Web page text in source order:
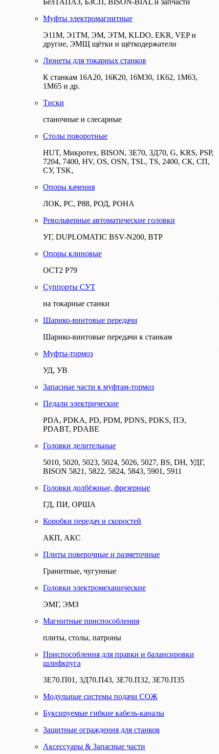
БелТАПАЗ, БЗСП, BISON-BIAL и запчасти
Муфты электромагнитные
Э11М, Э1ТМ, ЭМ, ЭТМ, KLDO, EKR, VEP и
другие, ЭМЩ щётки и щёткодержатели
Люнеты для токарных станков
К станкам 16А20, 16К20, 16М30, 1К62, 1М63,
1М65 и др.
Тиски
станочные и слесарные
Столы поворотные
HUT, Микротех, BISON, 3Е70, 3Д70, G, KRS, PSP,
7204, 7400, HV, OS, OSN, TSL, TS, 2400, СК, СП,
СУ, TSK,
Опоры качения
ЛОК, РС, Р88, РОД, РОНА
Револьверные автоматические головки
УГ, DUPLOMATIC BSV-N200, ВТР
Опоры клиновые
ОСТ2 Р79
Суппорты СУТ
на токарные станки
Шарико-винтовые передачи
Шарико-винтовые передачи к станкам
Муфты-тормоз
УД, УВ
Запасные части к муфтам-тормоз
Педали электрические
PDA, PDKA, PD, PDM, PDNS, PDKS, ПЭ,
PDABT, PDABE
Головки делительные
5010, 5020, 5023, 5024, 5026, 5027, BS, DH, УДГ,
BISON 5821, 5822, 5824, 5843, 5901, 5911
Головки долбёжные, фрезерные
ГД, ПИ, ОРША
Коробки передач и скоростей
АКП, АКС
Плиты поверочные и разметочные
Гранитные, чугунные
Головки электромеханические
ЭМГ, ЭМЗ
Магнитные приспособления
плиты, столы, патроны
Приспособления для правки и балансировки
шлифкруга
3Е70.П01, 3Д70.П43, 3Е70.П32, 3Е70.П35
Модульные системы подачи СОЖ
Буксируемые гибкие кабель-каналы
Защитные ограждения для станков
Аксессуары & Запасные части